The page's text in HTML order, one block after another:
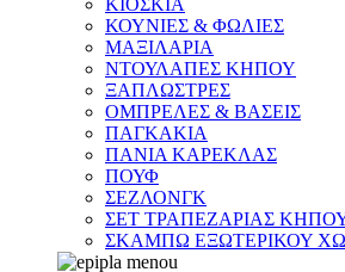
ΚΙΟΣΚΙΑ
ΚΟΥΝΙΕΣ & ΦΩΛΙΕΣ
ΜΑΞΙΛΑΡΙΑ
ΝΤΟΥΛΑΠΕΣ ΚΗΠΟΥ
ΞΑΠΛΩΣΤΡΕΣ
ΟΜΠΡΕΛΕΣ & ΒΑΣΕΙΣ
ΠΑΓΚΑΚΙΑ
ΠΑΝΙΑ ΚΑΡΕΚΛΑΣ
ΠΟΥΦ
ΣΕΖΛΟΝΓΚ
ΣΕΤ ΤΡΑΠΕΖΑΡΙΑΣ
ΣΚΑΜΠΩ ΕΞΩΤΕΡΙΚΟΥ